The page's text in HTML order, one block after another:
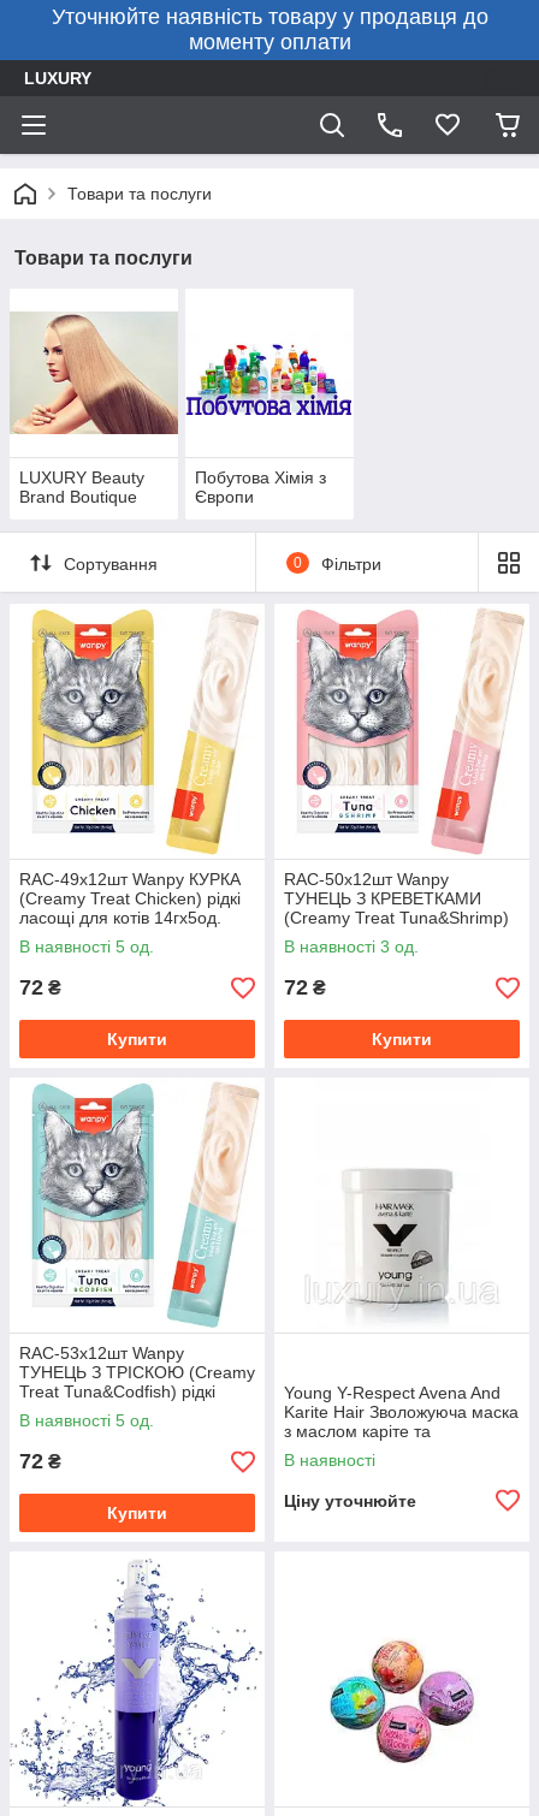
Уточнюйте наявність товару у продавця до
моменту оплати
LUXURY
Товари та послуги
Товари та послуги
LUXURY Beauty
Brand Boutique
Побутова Хімія з
Європи
Сортування 0 Фільтри
RAC-49х12шт Wanpy КУРКА
(Creamy Treat Chicken) рідкі
ласощі для котів 14гх5од.
В наявності 5 од.
72 ₴
Купити
RAC-50х12шт Wanpy
ТУНЕЦЬ З КРЕВЕТКАМИ
(Creamy Treat Tuna&Shrimp)
рідкі ласощі для котів
14гх5од.
В наявності 3 од.
72 ₴
Купити
RAC-53х12шт Wanpy
ТУНЕЦЬ З ТРІСКОЮ (Creamy
Treat Tuna&Codfish) рідкі
ласощі для котів 14гх5од.
В наявності 5 од.
72 ₴
Купити
Young Y-Respect Avena And
Karite Hair Зволожуюча маска
з маслом каріте та
екстрактом вівса 1000ml
В наявності
Ціну уточнюйте